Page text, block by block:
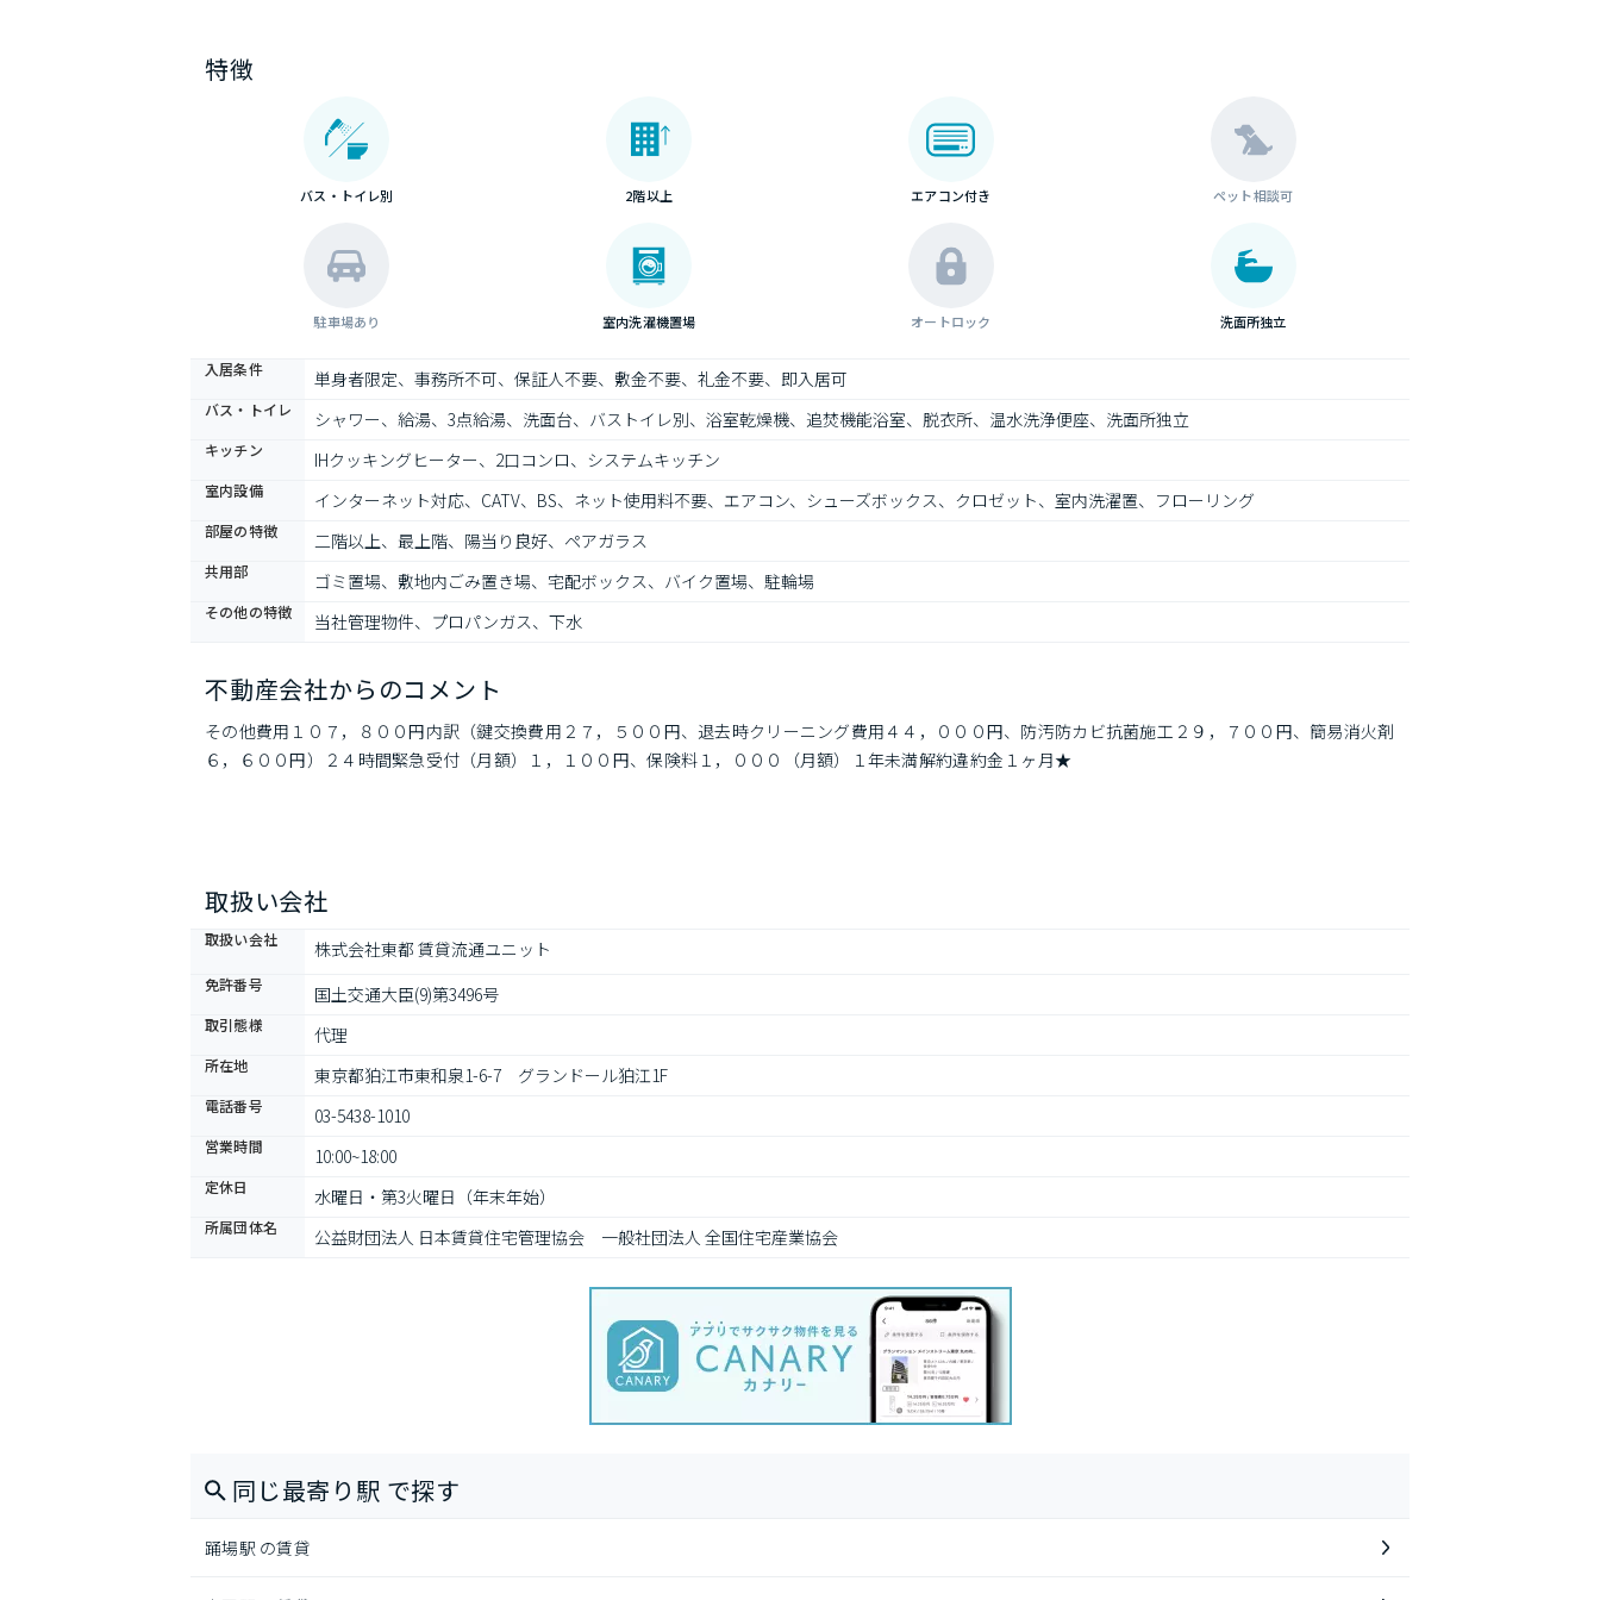
特徴
バス・トイレ別 2階以上 エアコン付き ペット相談可
駐車場あり 室内洗濯機置場 オートロック 洗面所独立
入居条件 単身者限定、事務所不可、保証人不要、敷金不要、礼金不要、即入居可
バス・トイレ シャワー、給湯、3点給湯、洗面台、バストイレ別、浴室乾燥機、追焚機能浴室、脱衣所、温水洗浄便座、洗面所独立
キッチン IHクッキングヒーター、2口コンロ、システムキッチン
室内設備 インターネット対応、CATV、BS、ネット使用料不要、エアコン、シューズボックス、クロゼット、室内洗濯置、フローリング
部屋の特徴 二階以上、最上階、陽当り良好、ペアガラス
共用部 ゴミ置場、敷地内ごみ置き場、宅配ボックス、バイク置場、駐輪場
その他の特徴 当社管理物件、プロパンガス、下水
不動産会社からのコメント
その他費用１０７，８００円内訳（鍵交換費用２７，５００円、退去時クリーニング費用４４，０００円、防汚防カビ抗菌施工２９，７００円、簡易消火剤
６，６００円）２４時間緊急受付（月額）１，１００円、保険料１，０００（月額）１年未満解約違約金１ヶ月★
取扱い会社
取扱い会社 株式会社東都 賃貸流通ユニット
免許番号 国土交通大臣(9)第3496号
取引態様 代理
所在地 東京都狛江市東和泉1-6-7　グランドール狛江1F
電話番号 03-5438-1010
営業時間 10:00~18:00
定休日 水曜日・第3火曜日（年末年始）
所属団体名 公益財団法人 日本賃貸住宅管理協会　一般社団法人 全国住宅産業協会
同じ最寄り駅 で探す
踊場駅 の賃貸